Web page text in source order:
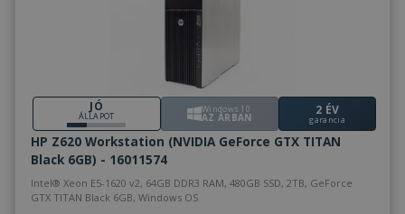
JÓ
ÁLLAPOT
Windows 10
AZ ÁRBAN 2 ÉV
garancia
HP Z620 Workstation (NVIDIA GeForce GTX TITAN
Black 6GB) - 16011574
Intel® Xeon E5-1620 v2, 64GB DDR3 RAM, 480GB SSD, 2TB, GeForce
GTX TITAN Black 6GB, Windows OS